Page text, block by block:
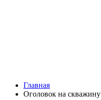
Главная
Оголовок на скважину